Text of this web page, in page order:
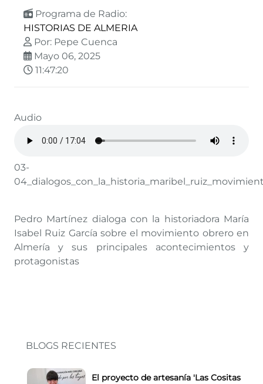
Programa de Radio:
HISTORIAS DE ALMERIA
Por: Pepe Cuenca
Mayo 06, 2025
11:47:20
Audio
03-
Pedro Martínez dialoga con la historiadora María
Isabel Ruiz García sobre el movimiento obrero en
Almería y sus principales acontecimientos y
protagonistas
BLOGS RECIENTES
El proyecto de artesanía 'Las Cositas